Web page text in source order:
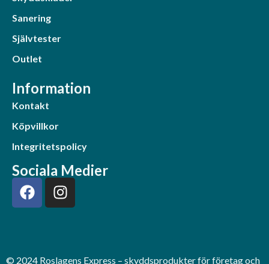
Sanering
Självtester
Outlet
Information
Kontakt
Köpvillkor
Integritetspolicy
Sociala Medier
© 2024 Roslagens Express – skyddsprodukter för företag och